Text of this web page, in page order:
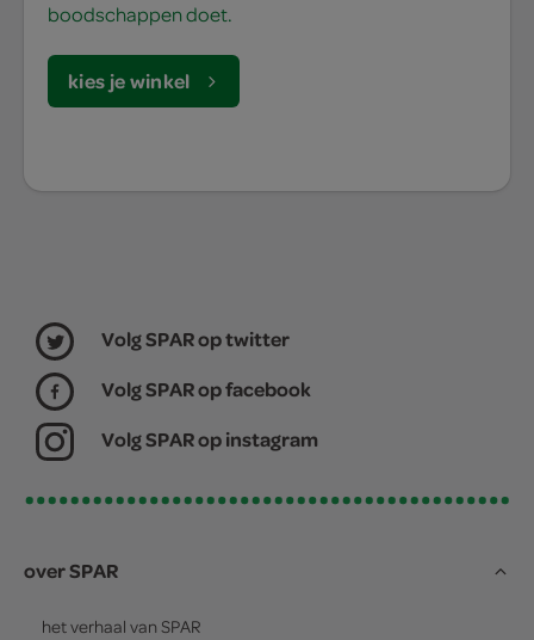
boodschappen doet.
kies je winkel
Volg SPAR op twitter
Volg SPAR op facebook
Volg SPAR op instagram
over SPAR
het verhaal van SPAR